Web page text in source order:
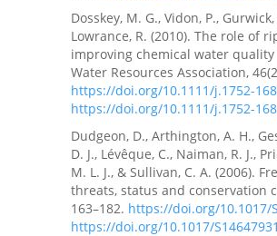
Dosskey, M. G., Vidon, P.,
Lowrance, R. (2010). The role of
improving chemical water
Water Resources Association,
https://doi.org/10.1111/j.1752-
https://doi.org/10.1111/j.1752-
Dudgeon, D., Arthington, A. H.,
D. J., Lévêque, C., Naiman, R. J.,
M. L. J., & Sullivan, C. A. (2006).
threats, status and conservation
163–182. https://doi.org/10.1017/
https://doi.org/10.1017/